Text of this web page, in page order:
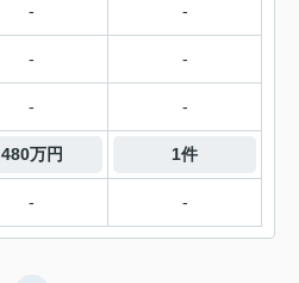
- -
- -
- -
480万円 1件
- -